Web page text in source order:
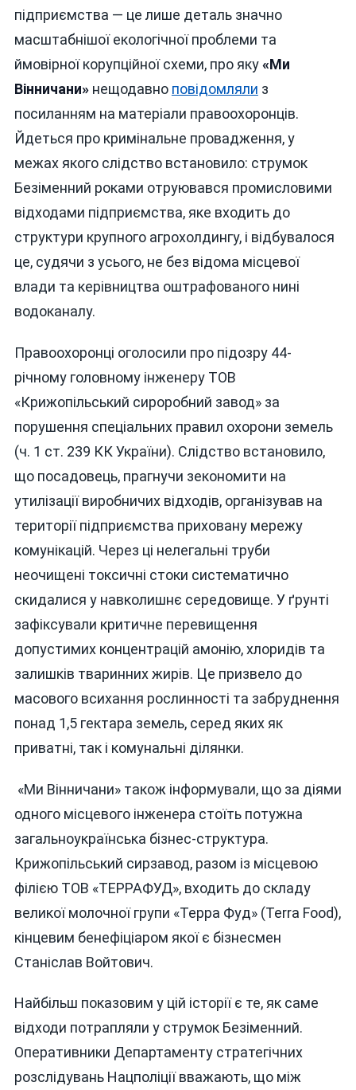
підприємства — це лише деталь значно
масштабнішої екологічної проблеми та
ймовірної корупційної схеми, про яку«Ми
Вінничани»нещодавно повідомляли з
посиланням на матеріали правоохоронців.
Йдеться про кримінальне провадження, у
межах якого слідство встановило: струмок
Безіменний роками отруювався промисловими
відходами підприємства, яке входить до
структури крупного агрохолдингу, і відбувалося
це, судячи з усього, не без відома місцевої
влади та керівництва оштрафованого нині
водоканалу.
Правоохоронці оголосили про підозру 44-
річному головному інженеру ТОВ
«Крижопільський сироробний завод» за
порушення спеціальних правил охорони земель
(ч. 1 ст. 239 КК України). Слідство встановило,
що посадовець, прагнучи зекономити на
утилізації виробничих відходів, організував на
території підприємства приховану мережу
комунікацій. Через ці нелегальні труби
неочищені токсичні стоки систематично
скидалися у навколишнє середовище. У ґрунті
зафіксували критичне перевищення
допустимих концентрацій амонію, хлоридів та
залишків тваринних жирів. Це призвело до
масового всихання рослинності та забруднення
понад 1,5 гектара земель, серед яких як
приватні, так і комунальні ділянки.
«Ми Вінничани» також інформували, що за діями
одного місцевого інженера стоїть потужна
загальноукраїнська бізнес-структура.
Крижопільський сирзавод, разом із місцевою
філією ТОВ «ТЕРРАФУД», входить до складу
великої молочної групи «Терра Фуд» (Terra Food),
кінцевим бенефіціаром якої є бізнесмен
Станіслав Войтович.
Найбільш показовим у цій історії є те, як саме
відходи потрапляли у струмок Безіменний.
Оперативники Департаменту стратегічних
розслідувань Нацполіції вважають, що між